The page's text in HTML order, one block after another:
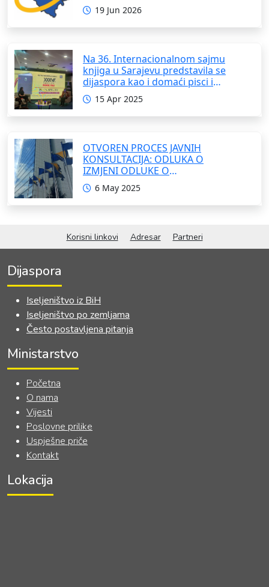
19 Jun 2026
Na 36. Internacionalnom sajmu
knjiga u Sarajevu predstavila se
dijaspora kao i domaći pisci i
umjetnici
15 Apr 2025
OTVOREN PROCES JAVNIH
KONSULTACIJA: ODLUKA O
IZMJENI ODLUKE O
FORMIRANJU INTERRESORNE
RADNE GRUPE ZA IZRADU
OKVIRNOG ZAKONA O
HERCEGOVINE
6 May 2025
Korisni linkovi Adresar Partneri
Dijaspora
Iseljeništvo iz BiH
Iseljeništvo po zemljama
Često postavljena pitanja
Ministarstvo
Početna
O nama
Vijesti
Poslovne prilike
Uspješne priče
Kontakt
Lokacija